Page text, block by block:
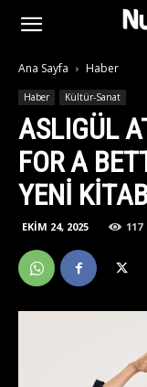
Ana Sayfa Haber
Haber Kültür-Sanat
ASLIGÜL
FOR A
YENI
EKIM 24, 2025 117